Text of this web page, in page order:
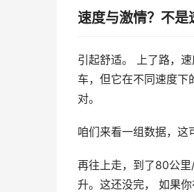
速度与激情？不
引起舒适。 上了路，
车，但它在不同速度下
对。
咱们来看一组数据，这
再往上走，到了80公
升。这还没完， 如果